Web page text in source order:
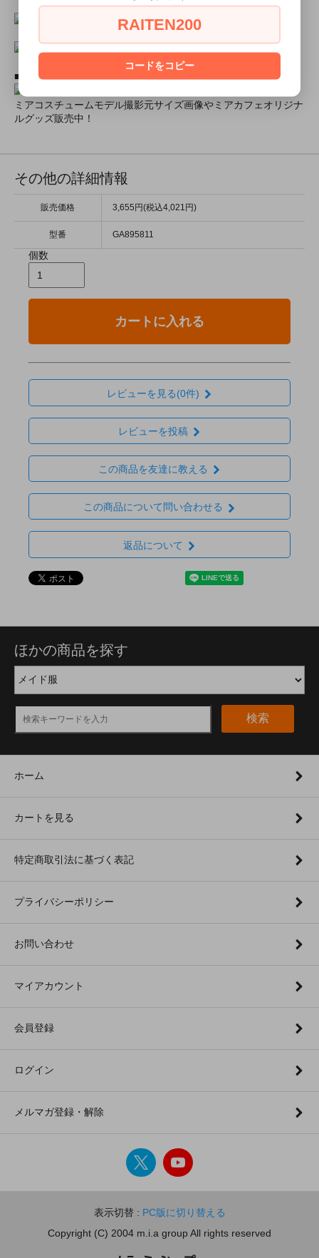
■ミアコスモデル＆カフェオリジナルグッズショップ■
ミアコスチュームモデル撮影元サイズ画像やミアカフェオリジナ
ルグッズ販売中！
その他の詳細情報
販売価格 3,655円(税込4,021円)
型番 GA895811
個数
カートに入れる
レビューを見る(0件)
レビューを投稿
この商品を友達に教える
この商品について問い合わせる
返品について
ほかの商品を探す
検索
ホーム
カートを見る
特定商取引法に基づく表記
プライバシーポリシー
お問い合わせ
マイアカウント
会員登録
ログイン
メルマガ登録・解除
表示切替 : PC版に切り替える
Copyright (C) 2004 m.i.a group All rights reserved
RAITEN200
コードをコピー